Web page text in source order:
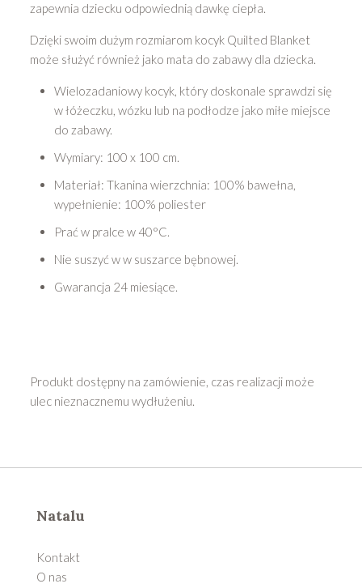
zapewnia dziecku odpowiednią dawkę ciepła.
Dzięki swoim dużym rozmiarom kocyk Quilted Blanket
może służyć również jako mata do zabawy dla dziecka.
Wielozadaniowy kocyk, który doskonale sprawdzi się
w łóżeczku, wózku lub na podłodze jako miłe miejsce
do zabawy.
Wymiary: 100 x 100 cm.
Materiał: Tkanina wierzchnia: 100% bawełna,
wypełnienie: 100% poliester
Prać w pralce w 40°C.
Nie suszyć w w suszarce bębnowej.
Gwarancja 24 miesiące.
Produkt dostępny na zamówienie, czas realizacji może
ulec nieznacznemu wydłużeniu.
Natalu
Kontakt
O nas